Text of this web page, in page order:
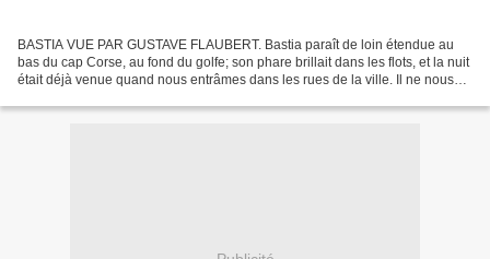
BASTIA VUE PAR GUSTAVE FLAUBERT. Bastia paraît de loin étendue au
bas du cap Corse, au fond du golfe; son phare brillait dans les flots, et la nuit
était déjà venue quand nous entrâmes dans les rues de la ville. Il ne nous